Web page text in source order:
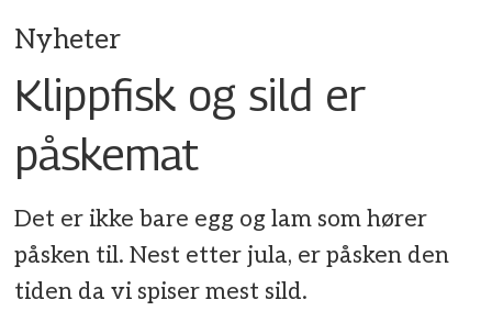
Nyheter
Klippfisk og sild er
påskemat
Det er ikke bare egg og lam som hører
påsken til. Nest etter jula, er påsken den
tiden da vi spiser mest sild.